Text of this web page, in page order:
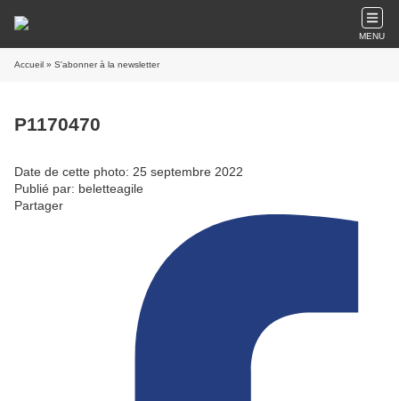
MENU
Accueil » S'abonner à la newsletter
P1170470
Date de cette photo: 25 septembre 2022
Publié par: beletteagile
Partager